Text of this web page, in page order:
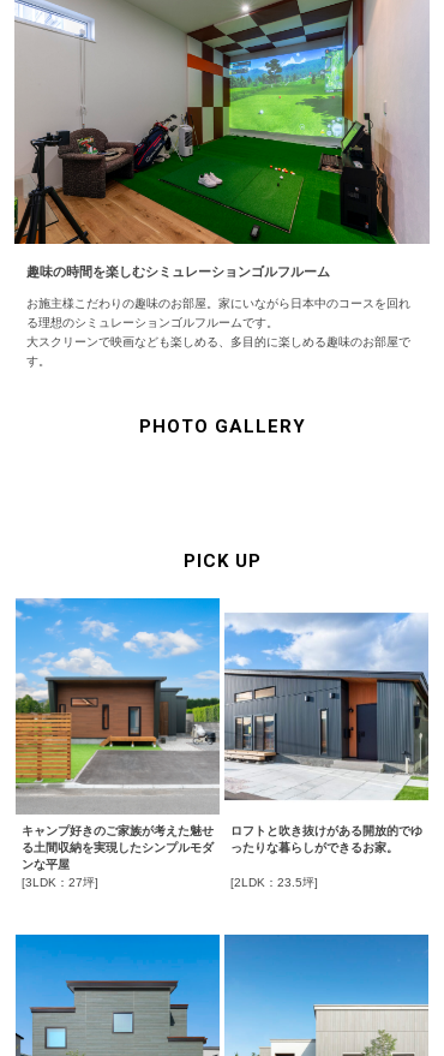
趣味の時間を楽しむシミュレーションゴルフルーム
お施主様こだわりの趣味のお部屋。家にいながら日本中のコースを回れ
る理想のシミュレーションゴルフルームです。
大スクリーンで映画なども楽しめる、多目的に楽しめる趣味のお部屋で
す。
PHOTO GALLERY
PICK UP
キャンプ好きのご家族が考えた魅せ
る土間収納を実現したシンプルモダ
ンな平屋
[3LDK：27坪]
ロフトと吹き抜けがある開放的でゆ
ったりな暮らしができるお家。
[2LDK：23.5坪]